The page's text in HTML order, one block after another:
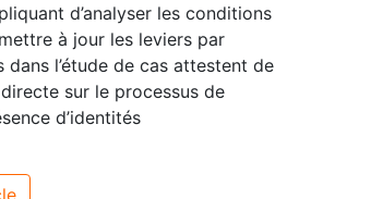
d’analyser les conditions
à jour les leviers par
l’étude de cas attestent de
sur le processus de
d’identités